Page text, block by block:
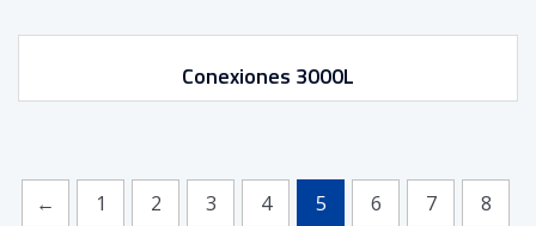
Conexiones 3000L
← 1 2 3 4 5 6 7
8